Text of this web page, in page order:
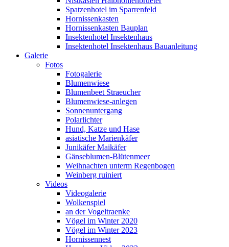
Spatzenhotel im Sparrenfeld
Hornissenkasten
Hornissenkasten Bauplan
Insektenhotel Insektenhaus
Insektenhotel Insektenhaus Bauanleitung
Galerie
Fotos
Fotogalerie
Blumenwiese
Blumenbeet Straeucher
Blumenwiese-anlegen
Sonnenuntergang
Polarlichter
Hund, Katze und Hase
asiatische Marienkäfer
Junikäfer Maikäfer
Gänseblumen-Blütenmeer
Weihnachten unterm Regenbogen
Weinberg ruiniert
Videos
Videogalerie
Wolkenspiel
an der Vogeltraenke
Vögel im Winter 2020
Vögel im Winter 2023
Hornissennest